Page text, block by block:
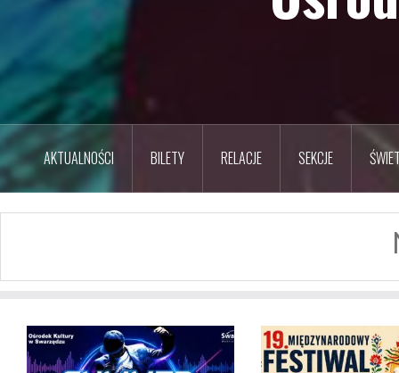
AKTUALNOŚCI BILETY RELACJE SEKCJE